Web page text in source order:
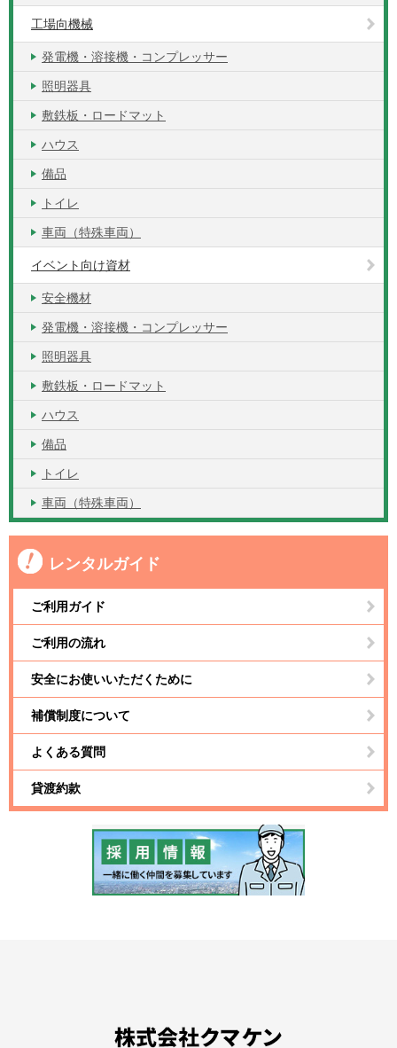
工場向機械
発電機・溶接機・コンプレッサー
照明器具
敷鉄板・ロードマット
ハウス
備品
トイレ
車両（特殊車両）
イベント向け資材
安全機材
発電機・溶接機・コンプレッサー
照明器具
敷鉄板・ロードマット
ハウス
備品
トイレ
車両（特殊車両）
レンタルガイド
ご利用ガイド
ご利用の流れ
安全にお使いいただくために
補償制度について
よくある質問
貸渡約款